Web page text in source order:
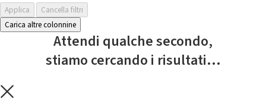
Applica
Cancella filtri
Carica altre colonnine
Attendi qualche secondo,
stiamo cercando i risultati...